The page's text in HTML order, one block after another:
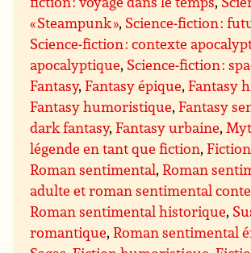
« Steampunk », Science-fiction :
Science-fiction : contexte
apocalyptique, Science-fiction :
Fantasy,Fantasy épique,Fantasy
Fantasy humoristique,Fantasy
dark fantasy,Fantasy urbaine,
légende en tant que fiction,
Roman sentimental,Roman
adulte et roman sentimental
Roman sentimental historique,
romantique,Roman sentimental